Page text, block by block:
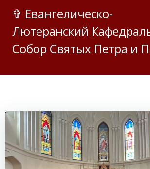
к
✞ Евангелическо-
Лютеранский
Собор Святых Петра и